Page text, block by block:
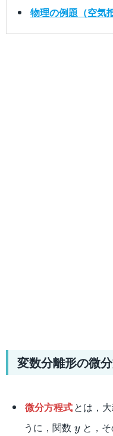
物理の例題（空気
変数分離形の微
微分方程式とは，
うに，関数 y
yと，そ